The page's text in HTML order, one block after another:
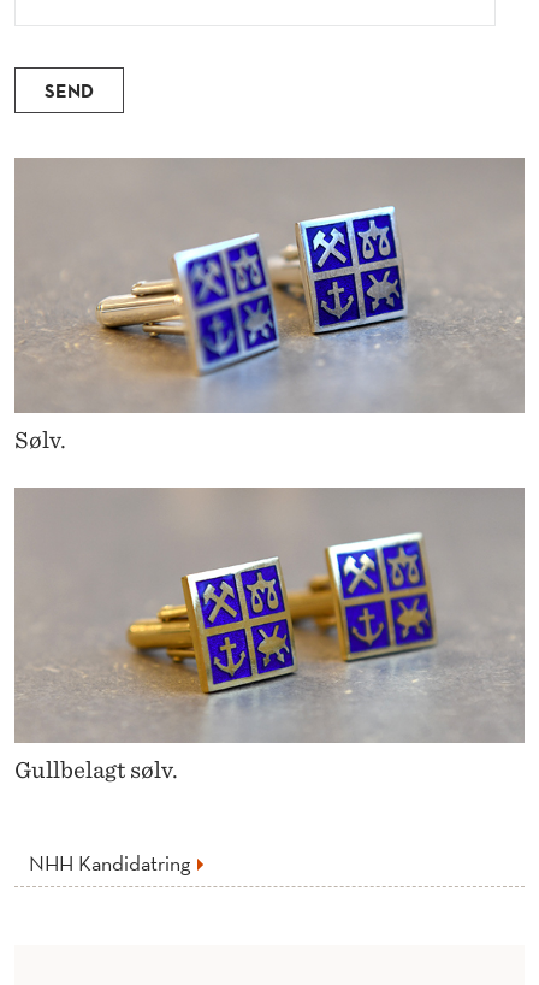
SEND
Sølv.
Gullbelagt sølv.
NHH Kandidatring